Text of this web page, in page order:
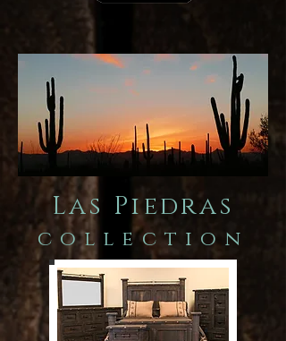
Las Piedras
collection